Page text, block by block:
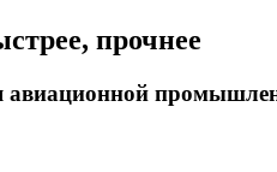
прочнее
авиационной